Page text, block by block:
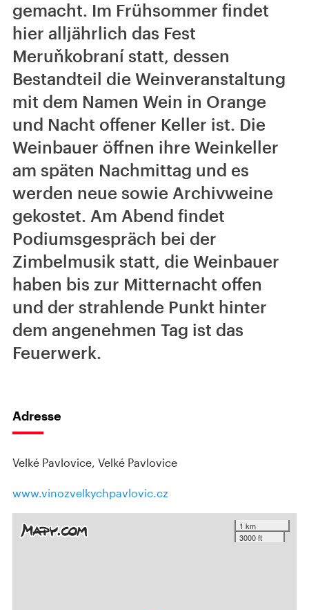
gemacht. Im Frühsommer findet
hier alljährlich das Fest
Meruňkobraní statt, dessen
Bestandteil die Weinveranstaltung
mit dem Namen Wein in Orange
und Nacht offener Keller ist. Die
Weinbauer öffnen ihre Weinkeller
am späten Nachmittag und es
werden neue sowie Archivweine
gekostet. Am Abend findet
Podiumsgespräch bei der
Zimbelmusik statt, die Weinbauer
haben bis zur Mitternacht offen
und der strahlende Punkt hinter
dem angenehmen Tag ist das
Feuerwerk.
Adresse
Velké Pavlovice, Velké Pavlovice
www.vinozvelkychpavlovic.cz
1 km
3000 ft